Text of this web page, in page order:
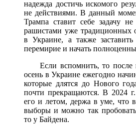
надежда достичь искомого
не действиями. В данный
Трампа ставит себе задачу не
рашистами уже традиционных
в Украине, а также
перемирие и начать
Если вспомнить, то после
осень в Украине ежегодно
которые длятся до Нового
почти прекращаются. В 2024
его и летом, держа в уме, что
выборы и можно так
то у Байдена.